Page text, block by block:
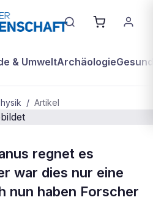
& UmweltArchäologie
/ Artikel
regnet es
war dies nur eine
nun haben Forscher